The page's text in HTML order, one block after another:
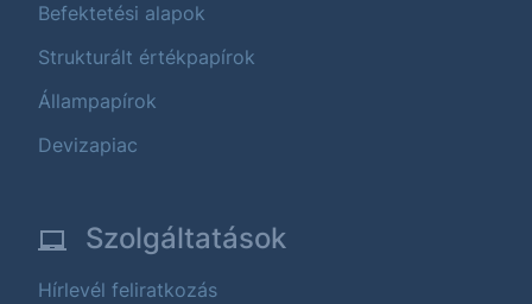
Befektetési alapok
Strukturált értékpapírok
Állampapírok
Devizapiac
Szolgáltatások
Hírlevél feliratkozás